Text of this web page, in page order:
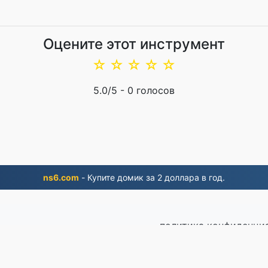
Оцените этот инструмент
☆
☆
☆
☆
☆
5.0/5 - 0 голосов
ns6.com - Купите домик за 2 доллара в год.
политика